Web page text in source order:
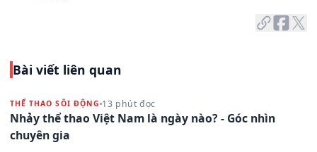
Bài viết liên quan
THỂ THAO SÔI ĐỘNG 13 phút đọc
Nhảy thể thao Việt Nam là ngày nào? - Góc nhìn
chuyên gia